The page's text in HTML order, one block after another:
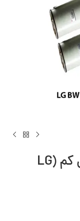
فیلتر ممبران 8 اینچ ال جی کم (LG